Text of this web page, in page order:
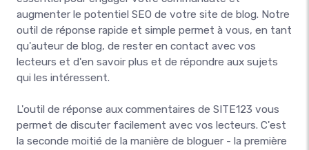
augmenter le potentiel SEO de votre site de blog. Notre
outil de réponse rapide et simple permet à vous, en tant
qu'auteur de blog, de rester en contact avec vos
lecteurs et d'en savoir plus et de répondre aux sujets
qui les intéressent.
L'outil de réponse aux commentaires de SITE123 vous
permet de discuter facilement avec vos lecteurs. C'est
la seconde moitié de la manière de bloguer - la première